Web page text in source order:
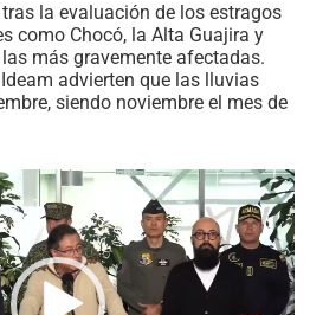
la evaluación de los estragos
como Chocó, la Alta Guajira y
más gravemente afectadas.
advierten que las lluvias
siendo noviembre el mes de